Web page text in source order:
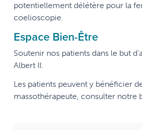
potentiellement délétère pour la
coelioscopie.
Espace Bien-Être
Soutenir nos patients dans le but
Albert II.
Les patients peuvent y bénéficier
massothérapeute, consulter notre